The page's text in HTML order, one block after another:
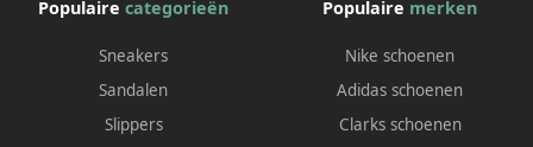
Populaire categorieën
Sneakers
Sandalen
Slippers
Populaire merken
Nike schoenen
Adidas schoenen
Clarks schoenen